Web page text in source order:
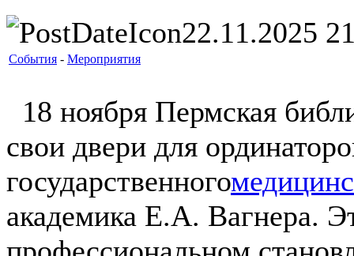
22.11.2025
События - Мероприятия
18 ноября Пермская
свои двери для
государственного
академика Е.А. Вагнера.